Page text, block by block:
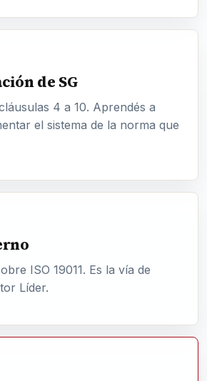
de SG
4 a 10. Aprendés a
el sistema de la norma que
ISO 19011. Es la vía de
Líder.